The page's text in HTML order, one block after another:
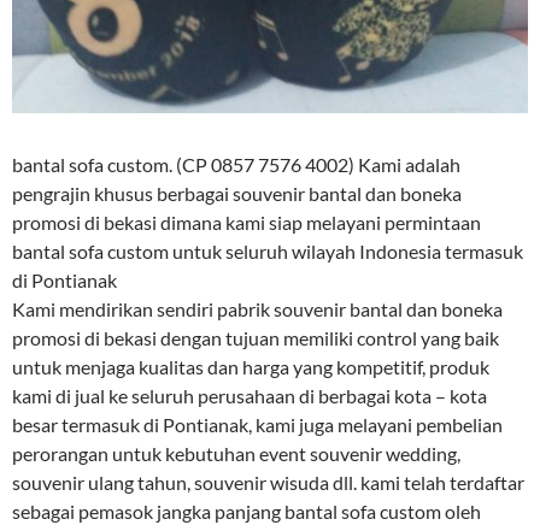
bantal sofa custom. (CP 0857 7576 4002) Kami adalah
pengrajin khusus berbagai souvenir bantal dan boneka
promosi di bekasi dimana kami siap melayani permintaan
bantal sofa custom untuk seluruh wilayah Indonesia termasuk
di Pontianak
Kami mendirikan sendiri pabrik souvenir bantal dan boneka
promosi di bekasi dengan tujuan memiliki control yang baik
untuk menjaga kualitas dan harga yang kompetitif, produk
kami di jual ke seluruh perusahaan di berbagai kota – kota
besar termasuk di Pontianak, kami juga melayani pembelian
perorangan untuk kebutuhan event souvenir wedding,
souvenir ulang tahun, souvenir wisuda dll. kami telah terdaftar
sebagai pemasok jangka panjang bantal sofa custom oleh